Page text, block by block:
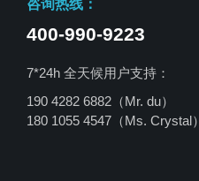
咨询热线：
400-990-9223
7*24h 全天候用户支持：
190 4282 6882（Mr. du）
180 1055 4547 （Ms. Crystal）